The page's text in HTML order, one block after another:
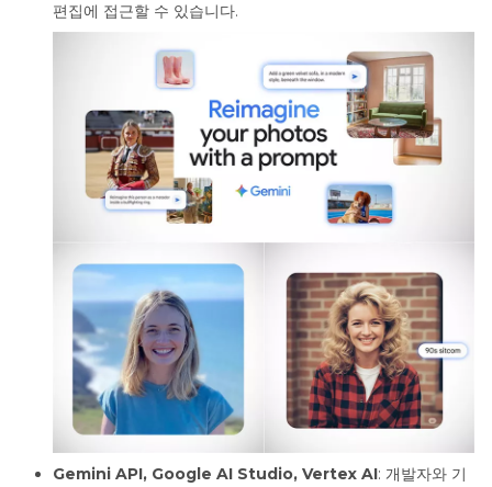
편집에 접근할 수 있습니다.
Gemini API, Google AI Studio, Vertex AI: 개발자와 기